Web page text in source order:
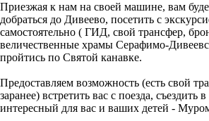
Приезжая к нам на своей машине, вам
добраться до Дивеево, посетить с
самостоятельно ( ГИД, свой трансфер,
величественные храмы Серафимо-
пройтись по Святой канавке.
Предоставляем возможность (есть свой
заранее) встретить вас с поезда, съездить
интересный для вас и ваших детей -